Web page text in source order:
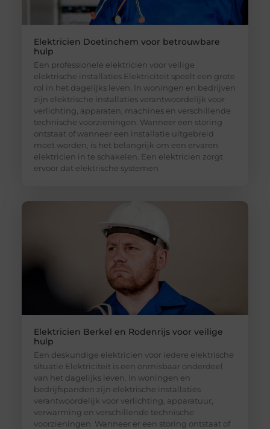
Elektricien Doetinchem voor betrouwbare
hulp
Een professionele elektricien voor veilige
elektrische installaties Elektriciteit speelt een grote
rol in het dagelijks leven. In woningen en bedrijven
zijn elektrische installaties verantwoordelijk voor
verlichting, apparaten, machines en verschillende
technische voorzieningen. Wanneer een storing
ontstaat of wanneer een installatie uitgebreid
moet worden, is het belangrijk om een ervaren
elektricien in te schakelen. Een elektricien zorgt
ervoor dat elektrische systemen
Elektricien Berkel en Rodenrijs voor veilige
hulp
Een deskundige elektricien voor iedere elektrische
situatie Elektriciteit is een onmisbaar onderdeel
van het dagelijks leven. In woningen en
bedrijfspanden zijn elektrische installaties
verantwoordelijk voor verlichting, apparatuur,
verwarming en verschillende technische
voorzieningen. Wanneer er een storing ontstaat of